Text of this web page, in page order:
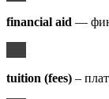
financial aid —
tuition (fees) –